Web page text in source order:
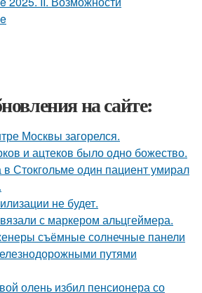
на сайте:
Москвы загорелся.
и ацтеков было одно божество.
Стокгольме один пациент умирал
не будет.
с маркером альцгеймера.
съёмные солнечные панели
путями
олень избил пенсионера со